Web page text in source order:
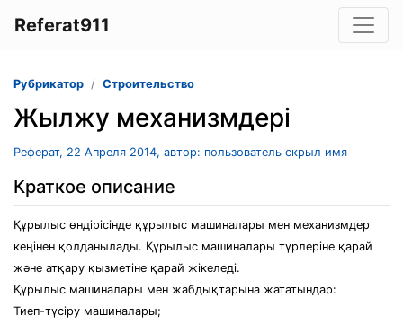
Referat911
Рубрикатор Строительство
Жылжу механизмдері
Реферат, 22 Апреля 2014, автор: пользователь скрыл имя
Краткое описание
Құрылыс өндірісінде құрылыс машиналары мен механизмдер
кеңінен қолданылады. Құрылыс машиналары түрлеріне қарай
және атқару қызметіне қарай жікеледі.
Құрылыс машиналары мен жабдықтарына жататындар:
Тиеп-түсіру машиналары;